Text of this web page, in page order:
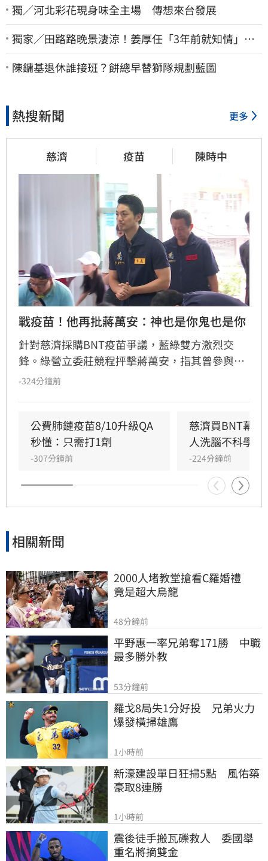
獨／河北彩花現身味全主場 傳想來台發展
獨家／田路路晚景淒涼！姜厚任「3年前就知情」
友人私下援助內幕曝光
陳鏞基退休誰接班？餅總早替獅隊規劃藍圖
熱搜新聞 更多
慈濟 疫苗 陳時中
戰疫苗！他再批蔣萬安：神也是你鬼也是你
針對慈濟採購BNT疫苗爭議，藍綠雙方激烈交
鋒。綠營立委莊競程抨擊蔣萬安，指其曾參與疫
苗採購秘密會議，明知政府努力爭取疫苗並面臨
調，當年會議資料遮蔽是經決議，且陳時中當時
要求原廠證明是為確保疫苗安全，非阻擋採購。
蔣萬安則反駁資料多處遭塗黑，雙方對於疫苗採
購攻防不斷，莊競程呼籲應回到事實脈絡，不應
選擇性解讀資料混淆視聽，此議題持續引發社會
廣泛關注與討論。
-324分鐘前
公費肺鏈疫苗8/10升級QA
秒懂：只需打1劑
-307分鐘前
慈濟買BNT幕
人洗腦不科學概
-224分鐘前
相關新聞
2000人堵教堂搶看C羅婚禮
竟是超大烏龍
48分鐘前
平野惠一率兄弟奪171勝　中職
最多勝外教
53分鐘前
羅戈8局失1分好投　兄弟火力
爆發橫掃雄鷹
1小時前
新濠建設單日狂掃5點　風佑築
豪取8連勝
1小時前
震後徒手搬瓦礫救人　委國舉
重名將摘雙金